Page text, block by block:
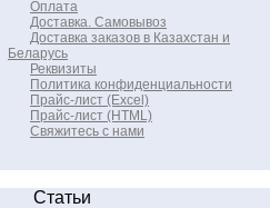
Оплата
Доставка. Самовывоз
Доставка заказов в Казахстан и
Беларусь
Реквизиты
Политика конфиденциальности
Прайс-лист (Excel)
Прайс-лист (HTML)
Свяжитесь с нами
Статьи